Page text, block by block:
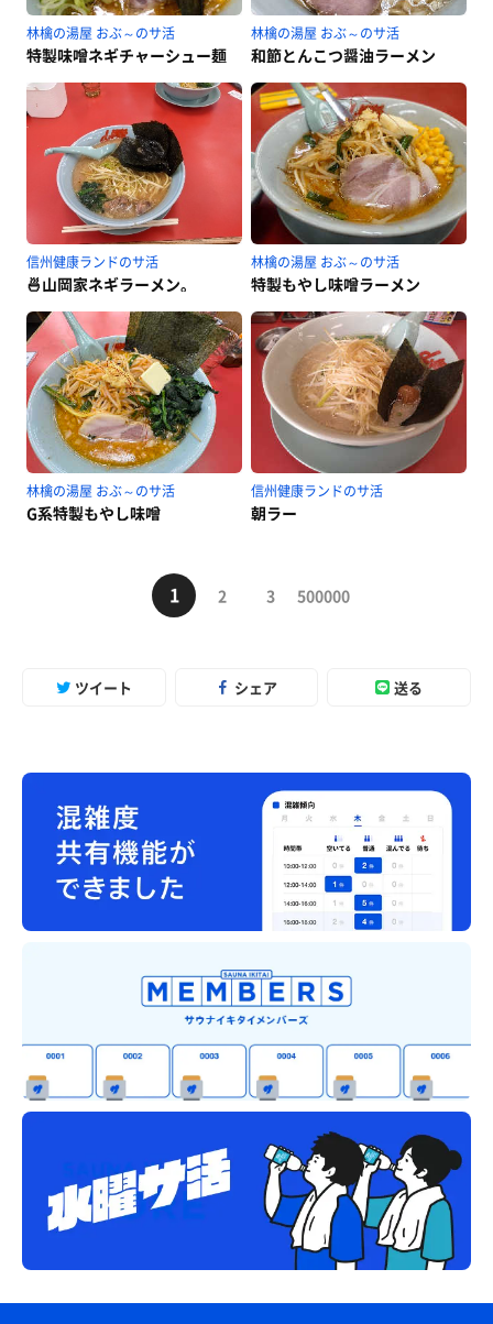
林檎の湯屋 おぶ～のサ活
特製味噌ネギチャーシュー麺
林檎の湯屋 おぶ～のサ活
和節とんこつ醤油ラーメン
信州健康ランドのサ活
🍜山岡家ネギラーメン。
林檎の湯屋 おぶ～のサ活
特製もやし味噌ラーメン
林檎の湯屋 おぶ～のサ活
G系特製もやし味噌
信州健康ランドのサ活
朝ラー
1 2 3 500000
ツイート シェア 送る